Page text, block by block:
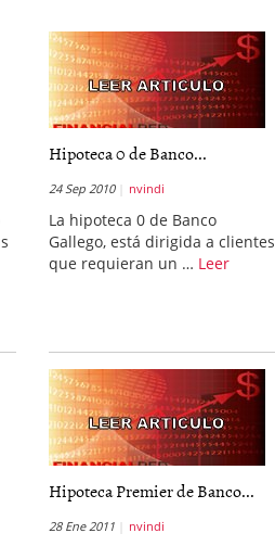
Hipoteca 0 de Banco...
24 Sep 2010 nvindi
La hipoteca 0 de Banco
Gallego, está dirigida a clientes
que requieran un … Leer
Hipoteca Premier de Banco...
28 Ene 2011 nvindi